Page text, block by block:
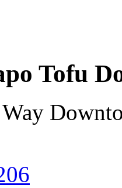
Tofu